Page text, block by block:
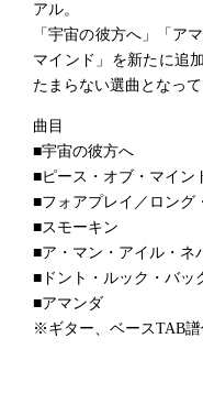
アル。
「宇宙の彼方へ」「ア
マインド」を新たに追
たまらない選曲となって
曲目
■宇宙の彼方へ
■ピース・オブ・マイン
■フォアプレイ／ロング
■スモーキン
■ア・マン・アイル・ネ
■ドント・ルック・バッ
■アマンダ
※ギター、ベースTAB